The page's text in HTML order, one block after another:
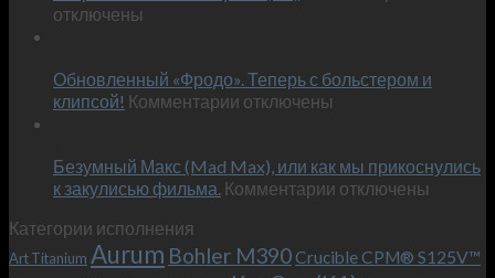
–
и
KeyOne
отключены
Обновленный «Фродо». Теперь с больстером и
клипсой! Комментарии к
«Фродо».
Теперь
и
отключены
Безумный Макс (Mad Max), или как мы прикоснулись
к закулисью фильма. Комментарии к
Макс
отключены
Категории исполнения
Art Titanium Aurum Bohler M390Crucible CPM® S125V™